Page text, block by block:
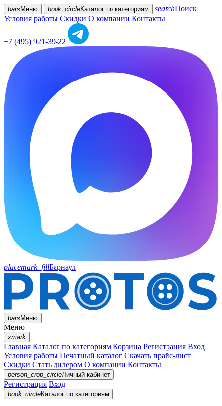
bars Меню book_circleКаталог по категориям searchПоиск
Условия работы Скидки О компании Контакты
+7 (495) 921-39-22
placemark_fillБарнаул
barsМеню
Меню
xmark
Главная Каталог по категориям Корзина Регистрация Вход
Условия работы Печатный каталог Скачать прайс-лист
Скидки Стать дилером О компании Контакты
person_crop_circleЛичный кабинет
Регистрация Вход
book_circleКаталог по категориям